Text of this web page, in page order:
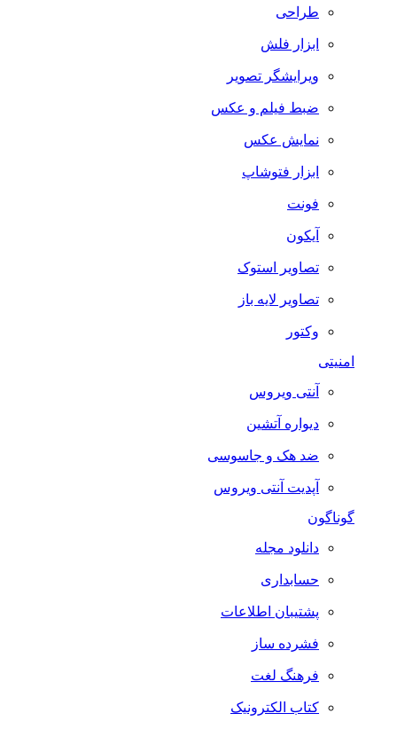
طراحی
ابزار فلش
ویرایشگر تصویر
ضبط فيلم و عكس
نمایش عکس
ابزار فتوشاپ
فونت
آیکون
تصاویر استوک
تصاویر لایه باز
وکتور
امنیتی
آنتی ویروس
دیواره آتشین
ضد هک و جاسوسی
آپدیت آنتی ویروس
گوناگون
دانلود مجله
حسابداری
پشتیبان اطلاعات
فشرده ساز
فرهنگ لغت
کتاب الکترونیک